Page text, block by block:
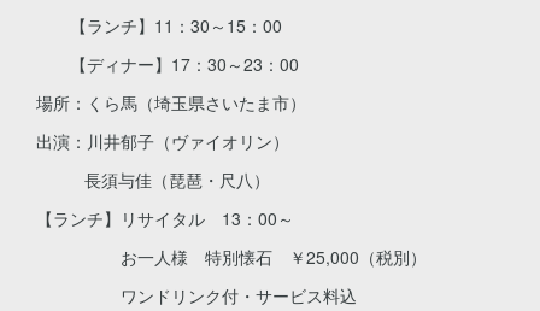
【ランチ】11：30～15：00
【ディナー】17：30～23：00
場所：くら馬（埼玉県さいたま市）
出演：川井郁子（ヴァイオリン）
長須与佳（琵琶・尺八）
【ランチ】リサイタル 13：00～
お一人様 特別懐石 ￥25,000（税別）
ワンドリンク付・サービス料込